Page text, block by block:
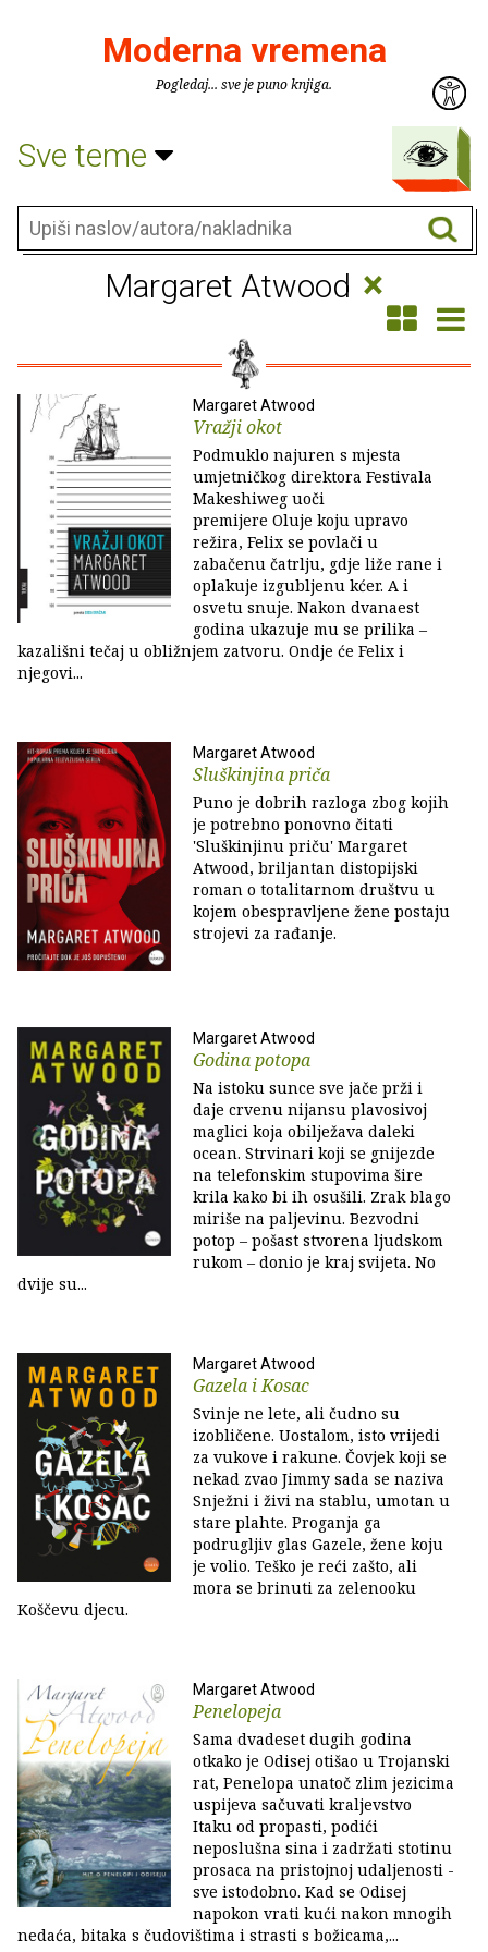
Moderna vremena
Pogledaj... sve je puno knjiga.
Sve teme
Margaret Atwood ×
Margaret Atwood
Vražji okot
Podmuklo najuren s mjesta
umjetničkog direktora Festivala
Makeshiweg uoči
premijere Oluje koju upravo
režira, Felix se povlači u
zabačenu čatrlju, gdje liže rane i
oplakuje izgubljenu kćer. A i
osvetu snuje. Nakon dvanaest
godina ukazuje mu se prilika –
kazališni tečaj u obližnjem zatvoru. Ondje će Felix i
njegovi...
Margaret Atwood
Sluškinjina priča
Puno je dobrih razloga zbog kojih
je potrebno ponovno čitati
'Sluškinjinu priču' Margaret
Atwood, briljantan distopijski
roman o totalitarnom društvu u
kojem obespravljene žene postaju
strojevi za rađanje.
Margaret Atwood
Godina potopa
Na istoku sunce sve jače prži i
daje crvenu nijansu plavosivoj
maglici koja obilježava daleki
ocean. Strvinari koji se gnijezde
na telefonskim stupovima šire
krila kako bi ih osušili. Zrak blago
miriše na paljevinu. Bezvodni
potop – pošast stvorena ljudskom
rukom – donio je kraj svijeta. No
dvije su...
Margaret Atwood
Gazela i Kosac
Svinje ne lete, ali čudno su
izobličene. Uostalom, isto vrijedi
za vukove i rakune. Čovjek koji se
nekad zvao Jimmy sada se naziva
Snježni i živi na stablu, umotan u
stare plahte. Proganja ga
podrugljiv glas Gazele, žene koju
je volio. Teško je reći zašto, ali
mora se brinuti za zelenooku
Koščevu djecu.
Margaret Atwood
Penelopeja
Sama dvadeset dugih godina
otkako je Odisej otišao u Trojanski
rat, Penelopa unatoč zlim jezicima
uspijeva sačuvati kraljevstvo
Itaku od propasti, podići
neposlušna sina i zadržati stotinu
prosaca na pristojnoj udaljenosti -
sve istodobno. Kad se Odisej
napokon vrati kući nakon mnogih
nedaća, bitaka s čudovištima i strasti s božicama,...